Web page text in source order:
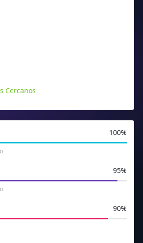
Cercanos
100%
95%
90%